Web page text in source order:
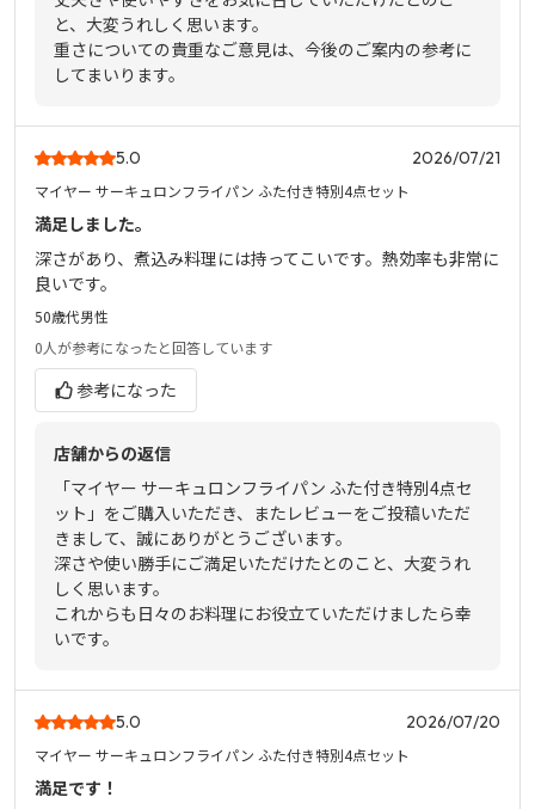
と、大変うれしく思います。
重さについての貴重なご意見は、今後のご案内の参考に
してまいります。
5.0 2026/07/21
マイヤー サーキュロンフライパン ふた付き特別4点セット
満足しました。
深さがあり、煮込み料理には持ってこいです。熱効率も非常に
良いです。
50歳代男性
0人が参考になったと回答しています
参考になった
店舗からの返信
「マイヤー サーキュロンフライパン ふた付き特別4点セ
ット」をご購入いただき、またレビューをご投稿いただ
きまして、誠にありがとうございます。
深さや使い勝手にご満足いただけたとのこと、大変うれ
しく思います。
これからも日々のお料理にお役立ていただけましたら幸
いです。
5.0 2026/07/20
マイヤー サーキュロンフライパン ふた付き特別4点セット
満足です！